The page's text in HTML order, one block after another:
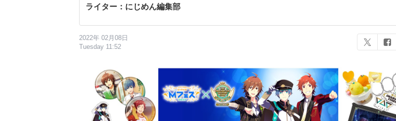
ライター：にじめん編集部
2022年 02月08日
Tuesday 11:52